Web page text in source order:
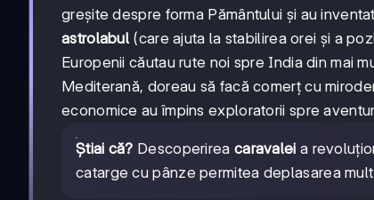
greșite despre forma Pământului și au
astrolabul (care ajuta la stabilirea orei și a
Europenii căutau rute noi spre India din mai
Mediterană, doreau să facă comerț cu
economice au împins exploratorii spre
Știai că? Descoperirea caravalei a
catarge cu pânze permitea deplasarea